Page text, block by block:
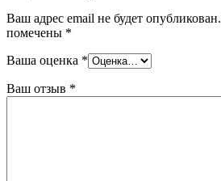
Ваш адрес email не будет опубликован.
помечены *
Ваша оценка *
Ваш отзыв *